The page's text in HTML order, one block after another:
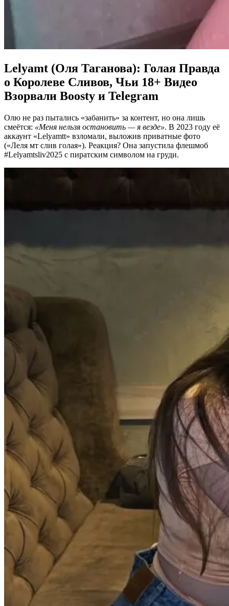
Lelyamt (Оля Таганова): Голая Правда
о Королеве Сливов, Чьи 18+ Видео
Взорвали Boosty и Telegram
Олю не раз пытались «забанить» за контент, но она лишь
смеётся: «Меня нельзя остановить — я везде». В 2023 году её
аккаунт «Lelyamtt» взломали, выложив приватные фото
(«Леля мт слив голая»). Реакция? Она запустила флешмоб
#Lelyamtsliv2025 с пиратским символом на груди.